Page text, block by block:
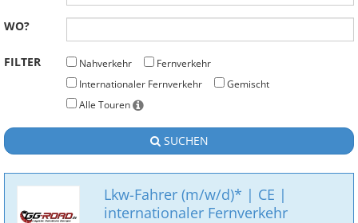
WO?
FILTER Nahverkehr
Fernverkehr
Internationaler Fernverkehr
Gemischt
Alle Touren
SUCHEN
Lkw-Fahrer (m/w/d)* | CE |
internationaler Fernverkehr